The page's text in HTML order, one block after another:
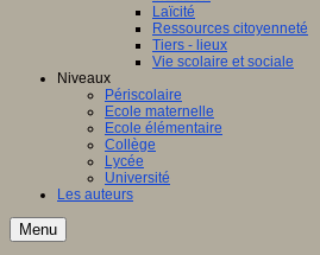
Laïcité
Ressources citoyenneté
Tiers - lieux
Vie scolaire et sociale
Niveaux
Périscolaire
Ecole maternelle
Ecole élémentaire
Collège
Lycée
Université
Les auteurs
Menu